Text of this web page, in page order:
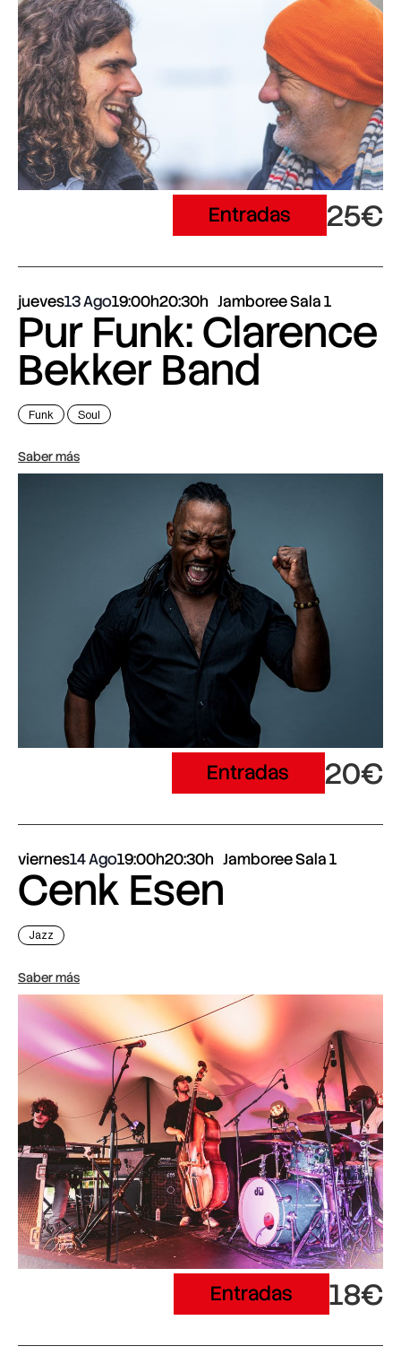
Entradas 25€
jueves13 Ago19:00h20:30h Jamboree Sala 1
Pur Funk: Clarence
Bekker Band
Funk Soul
Saber más
Entradas 20€
viernes14 Ago19:00h20:30h Jamboree Sala 1
Cenk Esen
Jazz
Saber más
Entradas 18€